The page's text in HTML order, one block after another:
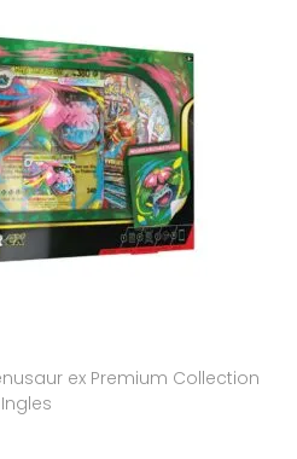
ex Premium Collection
Ingles